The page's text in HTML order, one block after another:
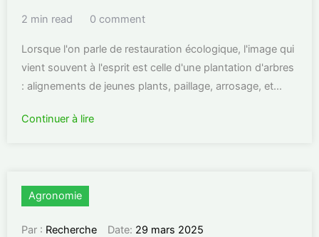
2 min read 0 comment
Lorsque l'on parle de restauration écologique, l'image qui
vient souvent à l'esprit est celle d'une plantation d'arbres
: alignements de jeunes plants, paillage, arrosage, et...
Continuer à lire
Agronomie
Par : Recherche Date: 29 mars 2025